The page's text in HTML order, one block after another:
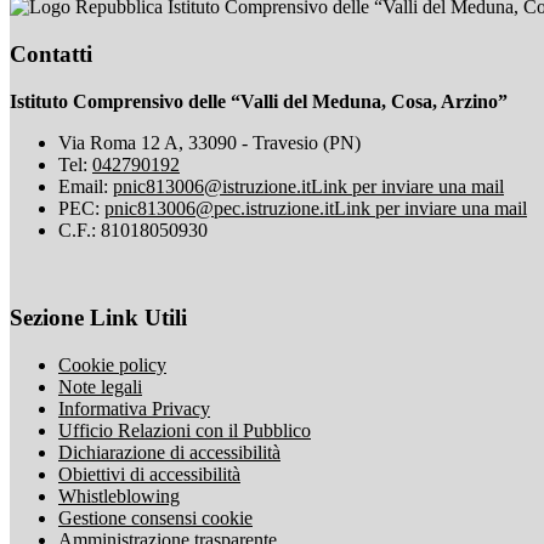
Istituto Comprensivo delle “Valli del Meduna,
Contatti
Istituto Comprensivo delle “Valli del Meduna, Cosa, Arzino”
Via Roma 12 A, 33090 - Travesio (PN)
Tel: 042790192
Email: pnic813006@istruzione.itLink per inviare una mail
PEC: pnic813006@pec.istruzione.itLink per inviare una mail
C.F.: 81018050930
Sezione Link Utili
Cookie policy
Note legali
Informativa Privacy
Ufficio Relazioni con il Pubblico
Dichiarazione di accessibilità
Obiettivi di accessibilità
Whistleblowing
Gestione consensi cookie
Amministrazione trasparente